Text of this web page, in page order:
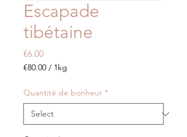
Escapade
tibétaine
€6.00Price
€80.00 / 1kg
per
1
Kilogram
Quantité de bonheur *